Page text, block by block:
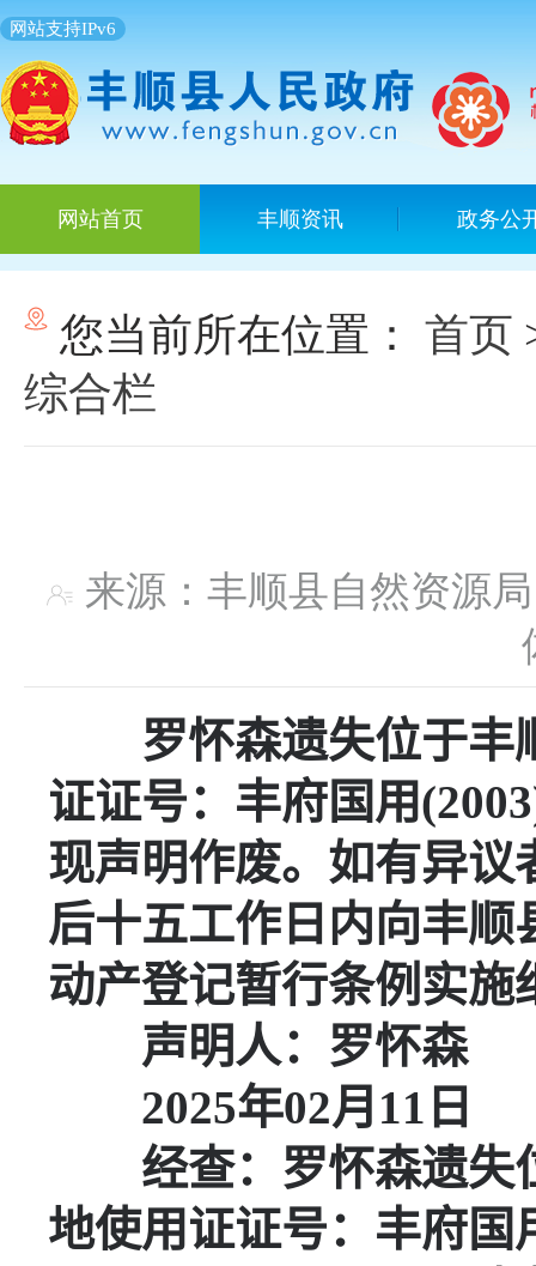
网站支持IPv6
网站首页 丰顺资讯 政务公
您当前所在位置： 首页
综合栏
来源：丰顺县自然
罗怀森遗失位于丰
证证号： 丰府国用
现声明作废。如有异议
后十五工作日内向丰
动产登记暂行条例实
声明人： 罗怀森
2025年02月 11 日
经查： 罗怀森遗失
地使用证证号： 丰府国